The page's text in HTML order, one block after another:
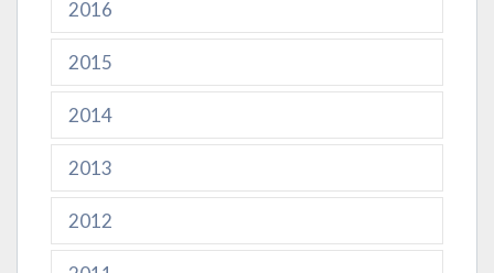
2016
2015
2014
2013
2012